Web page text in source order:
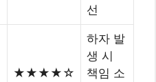
선
★★★★☆
하자 발
생 시
책임 소